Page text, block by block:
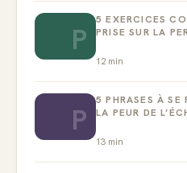
P
5 EXERCICES
PRISE SUR LA
12min
P
5 PHRASES À SE
LA PEUR DE
13 min